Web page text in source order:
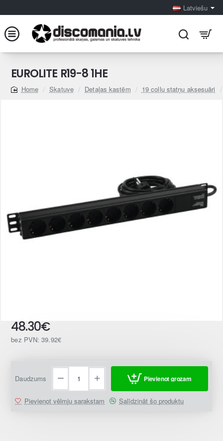
Latviešu
EUROLITE R19-8 1HE
home
Skatuve Detaļas kastēm 19 collu statņu aksesuāri
48.30€
bez PVN: 39.92€
Daudzums Pievienot grozam
Pievienot vēlmju sarakstam Salīdzināt šo produktu